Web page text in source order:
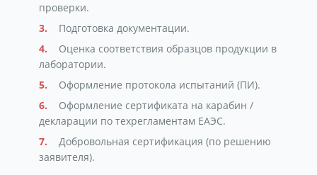
проверки.
Подготовка документации.
Оценка соответствия образцов продукции в
лаборатории.
Оформление протокола испытаний (ПИ).
Оформление сертификата на карабин /
декларации по техрегламентам ЕАЭС.
Добровольная сертификация (по решению
заявителя).